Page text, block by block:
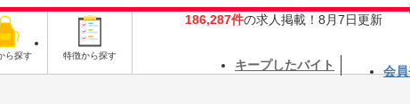
ら探す 特徴から探す
186,287件の求人掲載！8月7日更新
キープしたバイト 会